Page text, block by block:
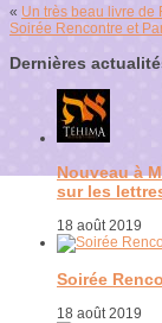
« Un très beau livre de
Soirée Rencontre et
Dernières
Nouveau à
sur les
18 août 2019
Soirée
18 août 2019